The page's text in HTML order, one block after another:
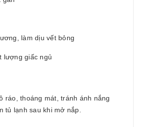
làm dịu vết bỏng
lượng giấc ngủ
ráo, thoáng mát, tránh ánh nắng
tủ lạnh sau khi mở nắp.